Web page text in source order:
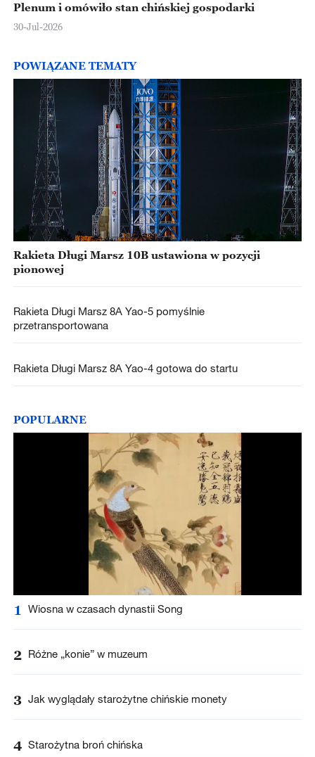
Plenum i omówiło stan chińskiej gospodarki
30-Jul-2026
POWIĄZANE TEMATY
Rakieta Długi Marsz 10B ustawiona w pozycji
pionowej
Rakieta Długi Marsz 8A Yao-5 pomyślnie
przetransportowana
Rakieta Długi Marsz 8A Yao-4 gotowa do startu
POPULARNE
1 Wiosna w czasach dynastii Song
2 Różne „konie” w muzeum
3 Jak wyglądały starożytne chińskie monety
4 Starożytna broń chińska